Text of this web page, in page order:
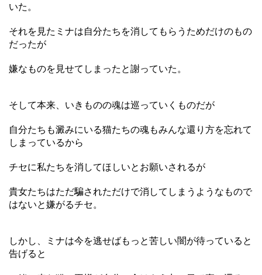
いた。
それを見たミナは自分たちを消してもらうためだけのもの
だったが
嫌なものを見せてしまったと謝っていた。
そして本来、いきものの魂は巡っていくものだが
自分たちも澱みにいる猫たちの魂もみんな還り方を忘れて
しまっているから
チセに私たちを消してほしいとお願いされるが
貴女たちはただ騙されただけで消してしまうようなもので
はないと嫌がるチセ。
しかし、ミナは今を逃せばもっと苦しい闇が待っていると
告げると